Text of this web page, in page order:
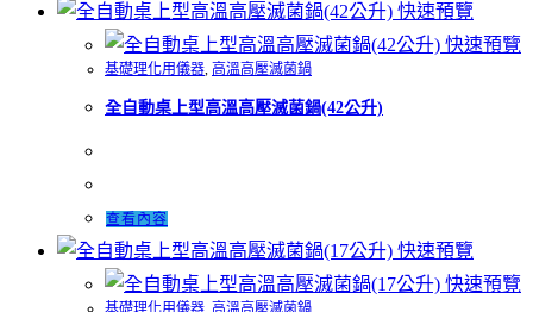
快速預覽
快速預覽
基礎理化用儀器, 高溫高壓滅菌鍋
全自動桌上型高溫高壓滅菌鍋(42公升)
查看內容
快速預覽
快速預覽
基礎理化用儀器 高溫高壓滅菌鍋